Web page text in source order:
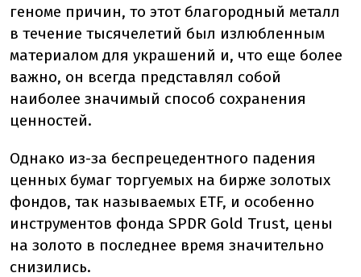
геноме причин, то этот благородный металл
в течение тысячелетий был излюбленным
материалом для украшений и, что еще более
важно, он всегда представлял собой
наиболее значимый способ сохранения
ценностей.
Однако из-за беспрецедентного падения
ценных бумаг торгуемых на бирже золотых
фондов, так называемых ETF, и особенно
инструментов фонда SPDR Gold Trust, цены
на золото в последнее время значительно
снизились.